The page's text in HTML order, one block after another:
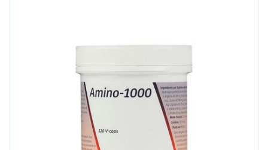
Hoeveelheid
120
Kamertemperatuur (15°C - 25°C)